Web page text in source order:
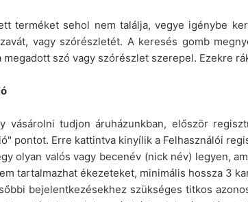
terméket sehol nem találja, vegye igénybe
vagy szórészletét. A keresés gomb
megadott szó vagy szórészlet szerepel. Ezekre
vásárolni tudjon áruházunkban, először
pontot. Erre kattintva kinyílik a Felhasználói
olyan valós vagy becenév (nick név) legyen,
tartalmazhat ékezeteket, minimális hossza 3
bejelentkezésekhez szükséges titkos